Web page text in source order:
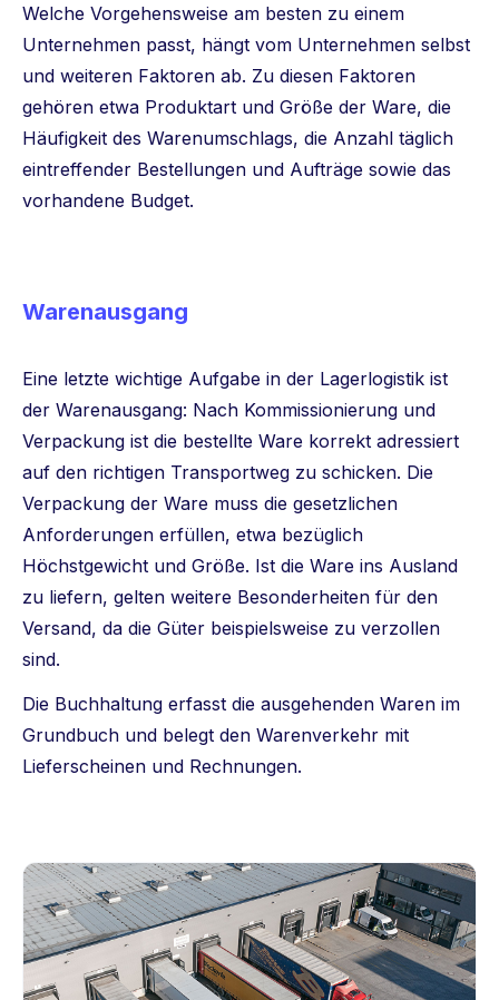
Welche Vorgehensweise am besten zu einem
Unternehmen passt, hängt vom Unternehmen selbst
und weiteren Faktoren ab. Zu diesen Faktoren
gehören etwa Produktart und Größe der Ware, die
Häufigkeit des Warenumschlags, die Anzahl täglich
eintreffender Bestellungen und Aufträge sowie das
vorhandene Budget.
Warenausgang
Eine letzte wichtige Aufgabe in der Lagerlogistik ist
der Warenausgang: Nach Kommissionierung und
Verpackung ist die bestellte Ware korrekt adressiert
auf den richtigen Transportweg zu schicken. Die
Verpackung der Ware muss die gesetzlichen
Anforderungen erfüllen, etwa bezüglich
Höchstgewicht und Größe. Ist die Ware ins Ausland
zu liefern, gelten weitere Besonderheiten für den
Versand, da die Güter beispielsweise zu verzollen
sind.
Die Buchhaltung erfasst die ausgehenden Waren im
Grundbuch und belegt den Warenverkehr mit
Lieferscheinen und Rechnungen.